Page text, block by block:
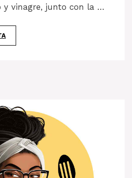
y vinagre, junto con la …